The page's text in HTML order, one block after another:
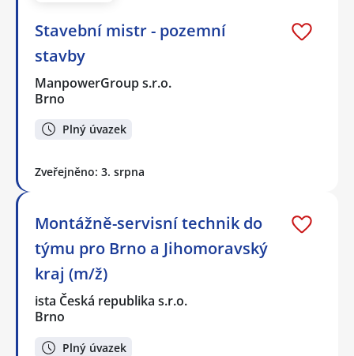
Stavební mistr - pozemní
stavby
ManpowerGroup s.r.o.
Brno
Plný úvazek
Zveřejněno: 3. srpna
Montážně-servisní technik do
týmu pro Brno a Jihomoravský
kraj (m/ž)
ista Česká republika s.r.o.
Brno
Plný úvazek